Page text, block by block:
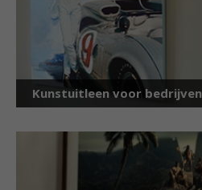
Kunstuitleen voor bedrijven